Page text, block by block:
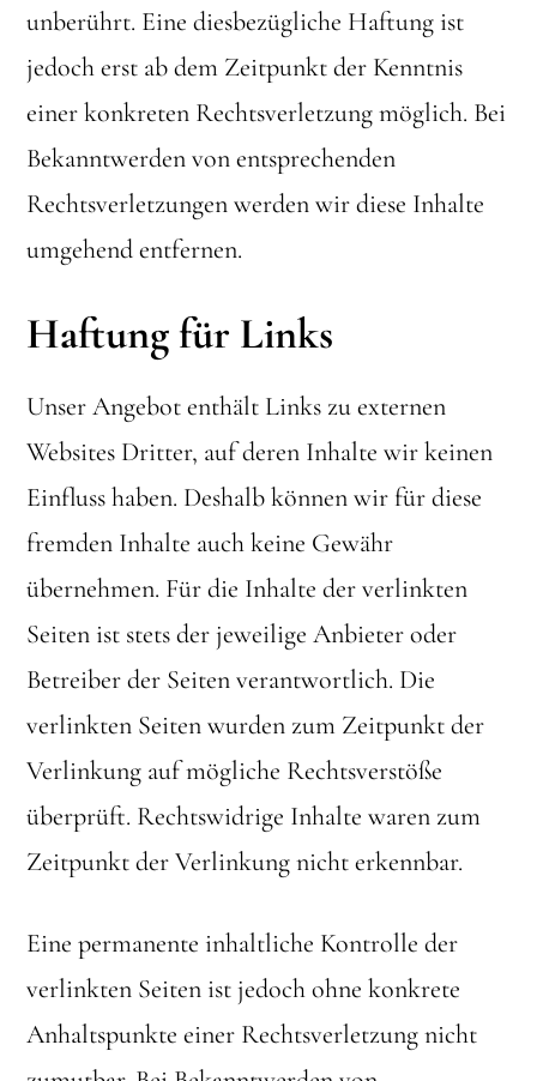
unberührt. Eine diesbezügliche Haftung ist
jedoch erst ab dem Zeitpunkt der Kenntnis
einer konkreten Rechtsverletzung möglich. Bei
Bekanntwerden von entsprechenden
Rechtsverletzungen werden wir diese Inhalte
umgehend entfernen.
Haftung für Links
Unser Angebot enthält Links zu externen
Websites Dritter, auf deren Inhalte wir keinen
Einfluss haben. Deshalb können wir für diese
fremden Inhalte auch keine Gewähr
übernehmen. Für die Inhalte der verlinkten
Seiten ist stets der jeweilige Anbieter oder
Betreiber der Seiten verantwortlich. Die
verlinkten Seiten wurden zum Zeitpunkt der
Verlinkung auf mögliche Rechtsverstöße
überprüft. Rechtswidrige Inhalte waren zum
Zeitpunkt der Verlinkung nicht erkennbar.
Eine permanente inhaltliche Kontrolle der
verlinkten Seiten ist jedoch ohne konkrete
Anhaltspunkte einer Rechtsverletzung nicht